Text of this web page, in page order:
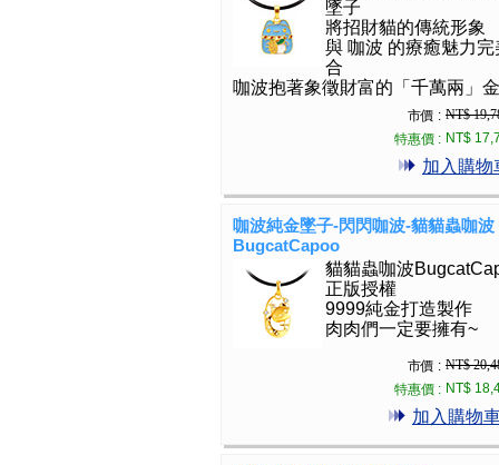
墜子
將招財貓的傳統形象
與 咖波 的療癒魅力完
合
咖波抱著象徵財富的「千萬兩」
市價 : NT$
特惠價 : NT$
加入購物
咖波純金墜子-閃閃咖波-貓貓蟲咖波
BugcatCapoo
貓貓蟲咖波
正版授權
9999純金打造製作
肉肉們一定要擁有~
市價 : NT$
特惠價 : NT$
加入購物